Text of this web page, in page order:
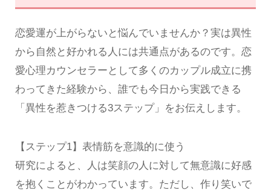
恋愛運が上がらないと悩んでいませんか？実は異性
から自然と好かれる人には共通点があるのです。恋
愛心理カウンセラーとして多くのカップル成立に携
わってきた経験から、誰でも今日から実践できる
「異性を惹きつける3ステップ」をお伝えします。
【ステップ1】表情筋を意識的に使う
研究によると、人は笑顔の人に対して無意識に好感
を抱くことがわかっています。ただし、作り笑いで